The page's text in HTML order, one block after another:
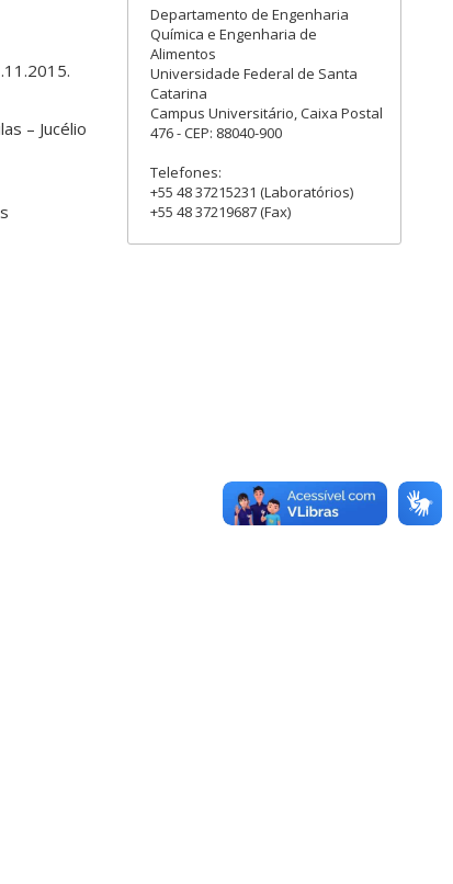
– Jucélio
Departamento de Engenharia
Química e Engenharia de
Alimentos
Universidade Federal de Santa
Catarina
Campus Universitário, Caixa Postal
476 - CEP: 88040-900
Telefones:
+55 48 37215231 (Laboratórios)
+55 48 37219687 (Fax)